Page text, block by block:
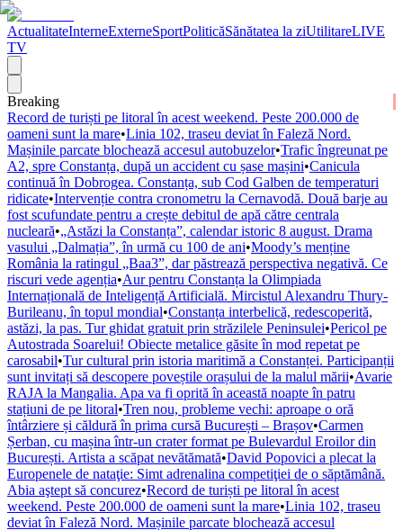
ActualitateInterneExterneSportPoliticăSănătatea la ziUtilitareLIVE
TV
Breaking
Record de turiști pe litoral în acest weekend. Peste 200.000 de
oameni sunt la mare•Linia 102, traseu deviat în Faleză Nord.
Mașinile parcate blochează accesul autobuzelor•Trafic îngreunat pe
A2, spre Constanța, după un accident cu șase mașini•Canicula
continuă în Dobrogea. Constanța, sub Cod Galben de temperaturi
ridicate•Intervenție contra cronometru la Cernavodă. Două barje au
fost scufundate pentru a crește debitul de apă către centrala
nucleară•„Astăzi la Constanța”, calendar istoric 8 august. Drama
vasului „Dalmația”, în urmă cu 100 de ani•Moody’s menține
România la ratingul „Baa3”, dar păstrează perspectiva negativă. Ce
riscuri vede agenția•Aur pentru Constanța la Olimpiada
Internațională de Inteligență Artificială. Mircistul Alexandru Thury-
Burileanu, în topul mondial•Constanța interbelică, redescoperită,
astăzi, la pas. Tur ghidat gratuit prin străzilele Peninsulei•Pericol pe
Autostrada Soarelui! Obiecte metalice găsite în mod repetat pe
carosabil•Tur cultural prin istoria maritimă a Constanței. Participanții
sunt invitați să descopere poveștile orașului de la malul mării•Avarie
RAJA la Mangalia. Apa va fi oprită în această noapte în patru
stațiuni de pe litoral•Tren nou, probleme vechi: aproape o oră
întârziere și căldură în prima cursă București – Brașov•Carmen
Șerban, cu mașina într-un crater format pe Bulevardul Eroilor din
București. Artista a scăpat nevătămată•David Popovici a plecat la
Europenele de nataţie: Simt adrenalina competiţiei de o săptămână.
Abia aştept să concurez•Record de turiști pe litoral în acest
weekend. Peste 200.000 de oameni sunt la mare•Linia 102, traseu
deviat în Faleză Nord. Mașinile parcate blochează accesul